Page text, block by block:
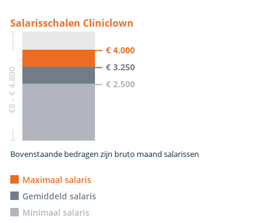
Salarisschalen Cliniclown
€0 - € 4.800
€ 4.000
€ 3.250
€ 2.500
Bovenstaande bedragen zijn bruto maand salarissen
Maximaal salaris
Gemiddeld salaris
Minimaal salaris